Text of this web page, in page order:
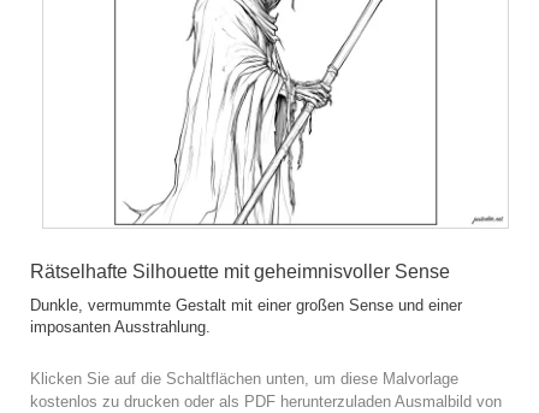
Rätselhafte Silhouette mit geheimnisvoller Sense
Dunkle, vermummte Gestalt mit einer großen Sense und einer
imposanten Ausstrahlung.
Klicken Sie auf die Schaltflächen unten, um diese Malvorlage
kostenlos zu drucken oder als PDF herunterzuladen Ausmalbild von